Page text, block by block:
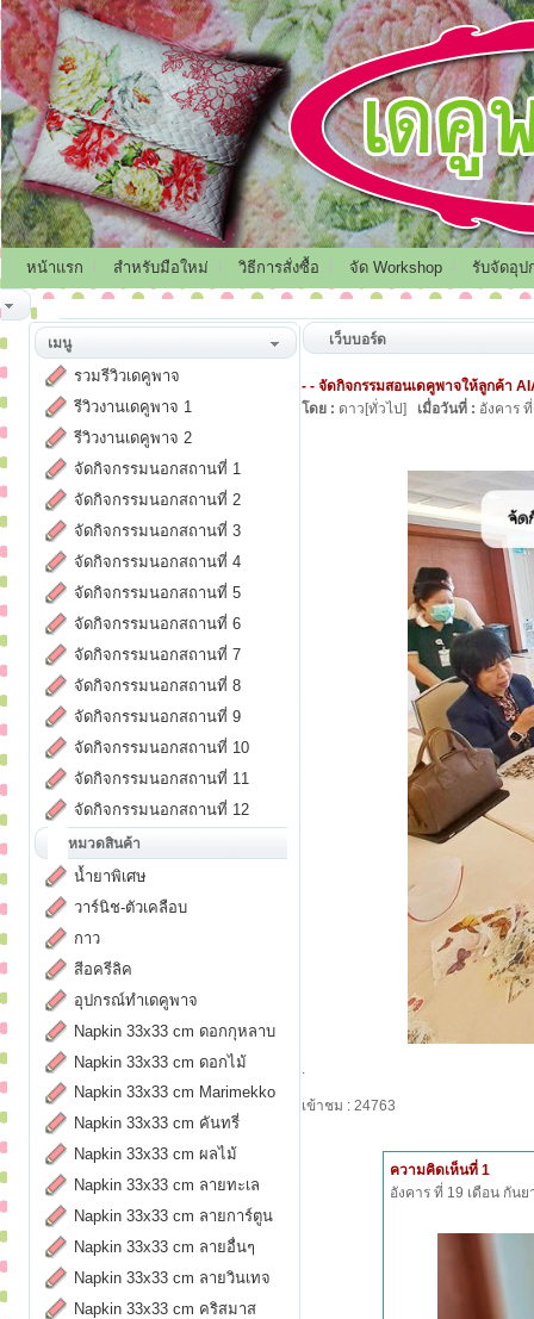
หน้าแรก สำหรับมือใหม่ วิธีการสั่งซื้อ จัด Workshop รับจัดอุป
เมนู
รวมรีวิวเดคูพาจ
รีวิวงานเดคูพาจ 1
รีวิวงานเดคูพาจ 2
จัดกิจกรรมนอกสถานที่ 1
จัดกิจกรรมนอกสถานที่ 2
จัดกิจกรรมนอกสถานที่ 3
จัดกิจกรรมนอกสถานที่ 4
จัดกิจกรรมนอกสถานที่ 5
จัดกิจกรรมนอกสถานที่ 6
จัดกิจกรรมนอกสถานที่ 7
จัดกิจกรรมนอกสถานที่ 8
จัดกิจกรรมนอกสถานที่ 9
จัดกิจกรรมนอกสถานที่ 10
จัดกิจกรรมนอกสถานที่ 11
จัดกิจกรรมนอกสถานที่ 12
หมวดสินค้า
น้ำยาพิเศษ
วาร์นิช-ตัวเคลือบ
กาว
สีอครีลิค
อุปกรณ์ทำเดคูพาจ
Napkin 33x33 cm ดอกกุหลาบ
Napkin 33x33 cm ดอกไม้
Napkin 33x33 cm Marimekko
Napkin 33x33 cm คันทรี่
Napkin 33x33 cm ผลไม้
Napkin 33x33 cm ลายทะเล
Napkin 33x33 cm ลายการ์ตูน
Napkin 33x33 cm ลายอื่นๆ
Napkin 33x33 cm ลายวินเทจ
Napkin 33x33 cm คริสมาส
เว็บบอร์ด
- - จัดกิจกรรมสอนเดคูพาจให้ลูกค้า
โดย : ดาว[ทั่วไป] เมื่อวันที่ : อังคาร
.
เข้าชม : 24763
ความคิดเห็นที่ 1
อังคาร ที่ 19 เดือน กัน